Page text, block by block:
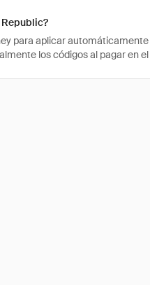
Republic?
para aplicar
los códigos al pagar en